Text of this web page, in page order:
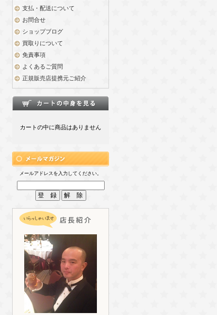
支払・配送について
お問合せ
ショップブログ
買取りについて
免責事項
よくあるご質問
正規販売店提携元ご紹介
カートの中に商品はありません
メールアドレスを入力してください。